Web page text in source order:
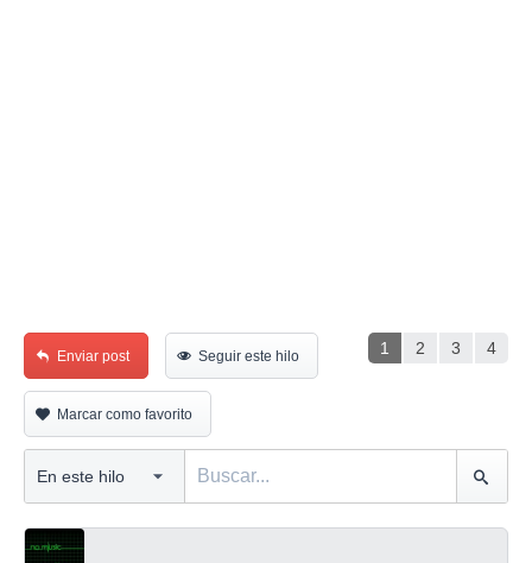
1 2 3 4
Enviar post Seguir este hilo
Marcar como favorito